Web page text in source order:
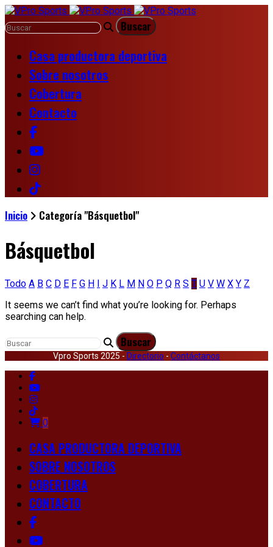
Casa productora deportiva
Sobre nosotros
Cobertura
Contacto
Inicio Categoría "Básquetbol"
Básquetbol
Todo A B C D E F G H I J K L M N O P Q R S T U V W X Y Z
It seems we can’t find what you’re looking for. Perhaps
searching can help.
Vpro Sports 2025 - Directorio - Contáctanos
0
CASA PRODUCTORA DEPORTIVA
SOBRE NOSOTROS
COBERTURA
CONTACTO